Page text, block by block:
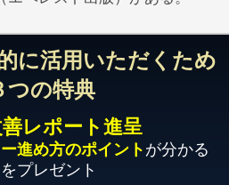
に活用いただくため
つの特典
レポート進呈
進め方のポイント が分かる
プレゼント